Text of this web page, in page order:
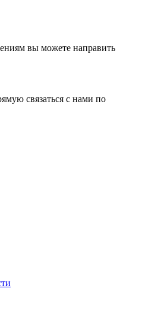
вы можете направить
связаться с нами по